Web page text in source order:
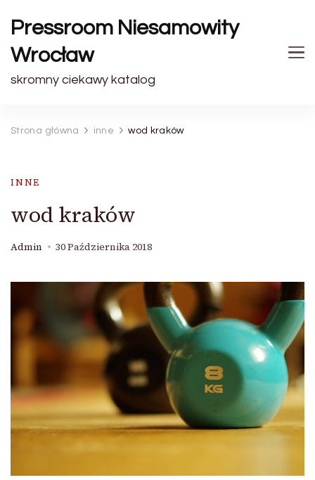
Pressroom Niesamowity
Wrocław
skromny ciekawy katalog
Strona główna inne wod kraków
INNE
wod kraków
Admin 30 Października 2018